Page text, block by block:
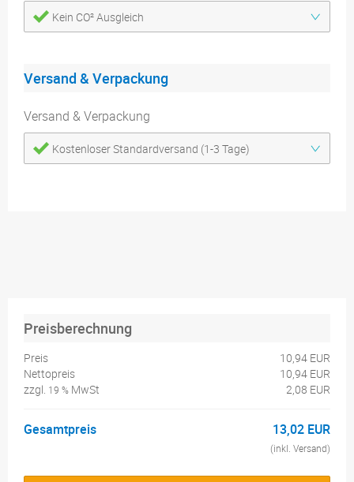
Kein CO² Ausgleich
Versand & Verpackung
Versand & Verpackung
Kostenloser Standardversand (1-3 Tage)
Preisberechnung
Preis
10,94 EUR
Nettopreis
10,94 EUR
zzgl. 19 % MwSt 2,08 EUR
Gesamtpreis 13,02 EUR
(inkl. Versand)